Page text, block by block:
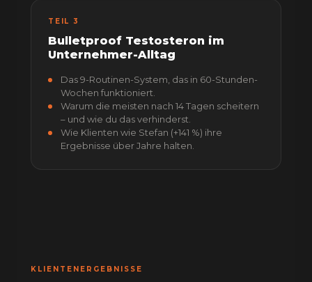
TEIL 3
Bulletproof Testosteron im
Unternehmer-Alltag
Das 9-Routinen-System, das in 60-Stunden-
Wochen funktioniert.
Warum die meisten nach 14 Tagen scheitern
– und wie du das verhinderst.
Wie Klienten wie Stefan (+141 %) ihre
Ergebnisse über Jahre halten.
KLIENTENERGEBNISSE